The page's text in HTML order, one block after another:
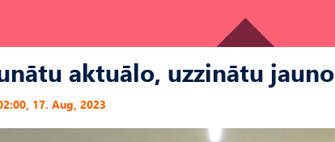
aktuālo, uzzinātu jauno
17. Aug, 2023